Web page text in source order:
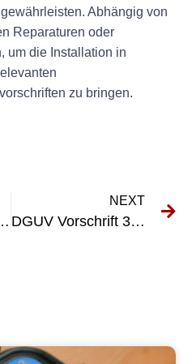
Abhängig von
Reparaturen oder
um die Installation in
zu bringen.
Ein umfassender Überblick
NEXT
DGUV Vorschrift 3 BGV A3: Vorschriften für elektrische Anlagen und Betriebsmittel verstehen